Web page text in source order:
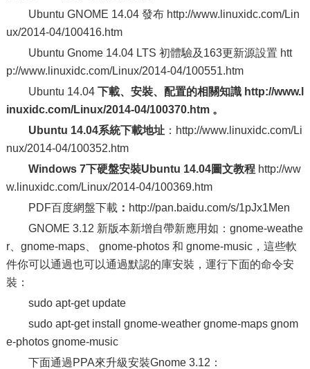
Ubuntu GNOME 14.04 發布 http://www.linuxidc.com/Lin
ux/2014-04/100416.htm
Ubuntu Gnome 14.04 LTS 初體驗及163更新源設置 htt
p://www.linuxidc.com/Linux/2014-04/100551.htm
Ubuntu 14.04下載、安裝、配置的相關知識 http://www.l
inuxidc.com/Linux/2014-04/100370.htm 。
Ubuntu 14.04系統下載地址：http://www.linuxidc.com/Li
nux/2014-04/100352.htm
Windows 7下硬盤安裝Ubuntu 14.04圖文教程http://ww
w.linuxidc.com/Linux/2014-04/100369.htm
PDF百度網盤下載 ： http://pan.baidu.com/s/1pJx1Men
GNOME 3.12 新版本新增自帶新應用如：gnome-weathe
r、gnome-maps、 gnome-photos 和 gnome-music，這些軟
件你可以通過也可以通過默認的庫安裝，運行下面的命令安
裝：
sudo apt-get update
sudo apt-get install gnome-weather gnome-maps gnom
e-photos gnome-music
下面通過PPA來升級安裝Gnome 3.12：